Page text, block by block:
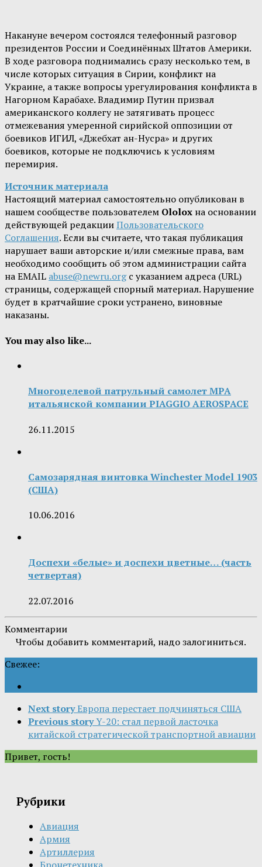
Накануне вечером состоялся телефонный разговор
президентов России и Соединённых Штатов Америки.
В ходе разговора поднимались сразу несколько тем, в
числе которых ситуация в Сирии, конфликт на
Украине, а также вопросы урегулирования конфликта в
Нагорном Карабахе. Владимир Путин призвал
американского коллегу не затягивать процесс
отмежевания умеренной сирийской оппозиции от
боевиков ИГИЛ, «Джебхат ан-Нусра» и других
боевиков, которые не подключись к условиям
перемирия.
Источник материала
Настоящий материал самостоятельно опубликован в
нашем сообществе пользователем Ololox на основании
действующей редакцииПользовательского
Соглашения. Если вы считаете, что такая публикация
нарушает ваши авторские и/или смежные права, вам
необходимо сообщить об этом администрации сайта
на EMAIL abuse@newru.orgс указанием адреса (URL)
страницы, содержащей спорный материал. Нарушение
будет в кратчайшие сроки устранено, виновные
наказаны.
You may also like...
Многоцелевой патрульный самолет MPA
итальянской компании PIAGGIO AEROSPACE
26.11.2015
Самозарядная винтовка Winchester Model 1903
(США)
10.06.2016
Доспехи «белые» и доспехи цветные… (часть
четвертая)
22.07.2016
Комментарии
Чтобы добавить комментарий, надо залогиниться.
Свежее:
Next storyЕвропа перестает подчиняться США
Previous storyY-20: стал первой ласточка
китайской стратегической транспортной авиации
Привет, гость!
Рубрики
Авиация
Армия
Артиллерия